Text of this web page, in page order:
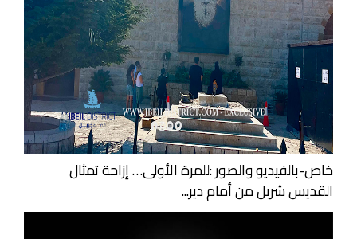
خاص-بالفيديو والصور :للمرة الأولى… إزاحة تمثال
القديس شربل من أمام دير...